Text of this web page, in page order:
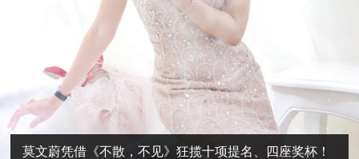
莫文蔚凭借《不散，不见》狂揽十项提名、四座奖杯！